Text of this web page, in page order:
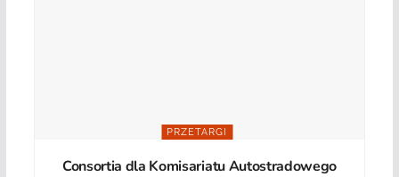
PRZETARGI
Consortia dla Komisariatu Autostradowego